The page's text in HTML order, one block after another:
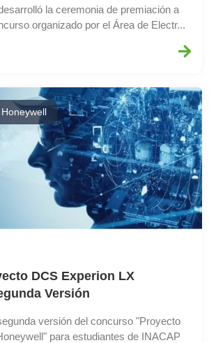
la ceremonia de premiación a
organizado por el Área de Electr...
Honeywell
DCS Experion LX
Versión
versión del concurso "Proyecto
para estudiantes de INACAP